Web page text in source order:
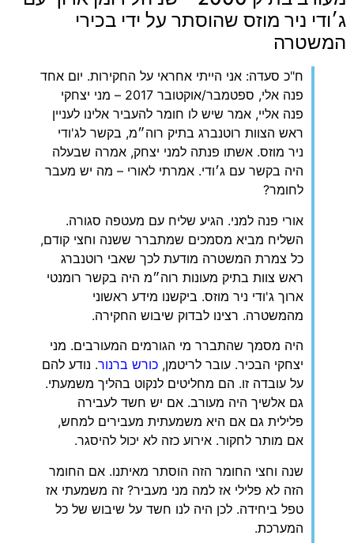
ג׳ודי ניר מוזס שהוסתר על ידי בכירי
המשטרה
‏ח"כ סעדה: אני הייתי אחראי על החקירות. יום אחד
פנה אלי, ספטמבר/אוקטובר 2017 – מני יצחקי
פנה אליי, אמר שיש לו חומר להעביר אלינו לעניין
ראש הצוות רוטנברג בתיק רוה״מ, בקשר לג'ודי
ניר מוזס. אשתו פנתה למני יצחק, אמרה שבעלה
היה בקשר עם ג׳ודי. אמרתי לאורי – מה יש מעבר
לחומר?
‏אורי פנה למני. הגיע שליח עם מעטפה סגורה.
השליח מביא מסמכים שמתברר ששנה וחצי קודם,
כל צמרת המשטרה מודעת לכך שאבי רוטנברג
ראש צוות בתיק מעונות רוה״מ היה בקשר רומנטי
ארוך ג'ודי ניר מוזס. ביקשנו מידע ראשוני
מהמשטרה. רצינו לבדוק שיבוש החקירה.
‏היה מסמך שהתברר מי הגורמים המעורבים. מני
יצחקי הבכיר. עובר לריטמן, כורש ברנור. נודע להם
על עובדה זו. הם מחליטים לנקוט בהליך משמעתי.
גם אלשיך היה מעורב. אם יש חשד לעבירה
פלילית גם אם היא משמעתית מעבירים למחש,
אם מותר לחקור. אירוע כזה לא יכול להיסגר.
‏שנה וחצי החומר הזה הוסתר מאיתנו. אם החומר
הזה לא פלילי אז למה מני מעביר? זה משמעתי אז
טפל ביחידה. לכן היה לנו חשד על שיבוש של כל
המערכת.